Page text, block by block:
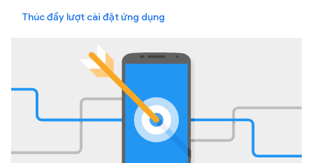
Thúc đẩy lượt cài đặt ứng dụng